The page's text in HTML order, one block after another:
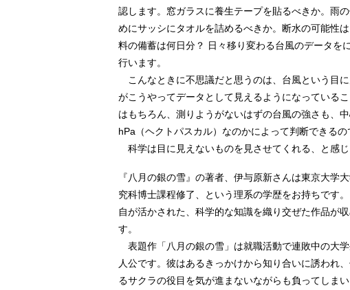
認します。窓ガラスに養生テープを貼るべきか。雨
めにサッシにタオルを詰めるべきか。断水の可能性
料の備蓄は何日分？ 日々移り変わる台風のデータを
行います。
こんなときに不思議だと思うのは、台風という目
がこうやってデータとして見えるようになっている
はもちろん、測りようがないはずの台風の強さも、
hPa（ヘクトパスカル）なのかによって判断できるの
科学は目に見えないものを見させてくれる、と感じ
『八月の銀の雪』の著者、伊与原新さんは東京大学
究科博士課程修了、という理系の学歴をお持ちです
自が活かされた、科学的な知識を織り交ぜた作品が
す。
表題作「八月の銀の雪」は就職活動で連敗中の大
人公です。彼はあるきっかけから知り合いに誘われ
るサクラの役目を気が進まないながらも負ってしまい